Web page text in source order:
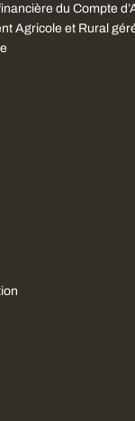
du Compte
Agricole et Rural